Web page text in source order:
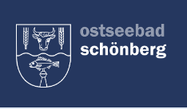
Inhalt
springen